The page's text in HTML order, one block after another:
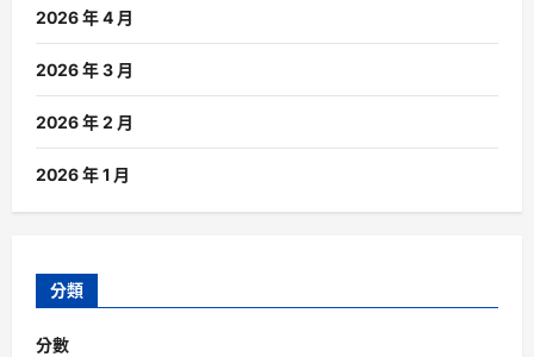
2026 年 4 月
2026 年 3 月
2026 年 2 月
2026 年 1 月
分類
分數